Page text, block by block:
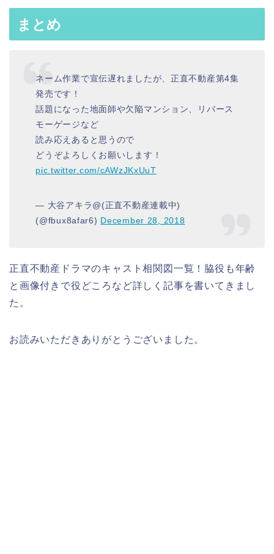
まとめ
ネーム作業で宣伝遅れましたが、正直不動産第4集
発売です！
話題になった地面師や欠陥マンション、リバース
モーゲージなど
読み応えあると思うので
どうぞよろしくお願いします！
pic.twitter.com/cAWzJKxUuT
— 大谷アキラ@(正直不動産連載中)
(@fbux8afar6) December 28, 2018
正直不動産ドラマのキャスト相関図一覧！脇役も年齢
と画像付きで役どころなど詳しく記事を書いてきまし
た。
お読みいただきありがとうございました。